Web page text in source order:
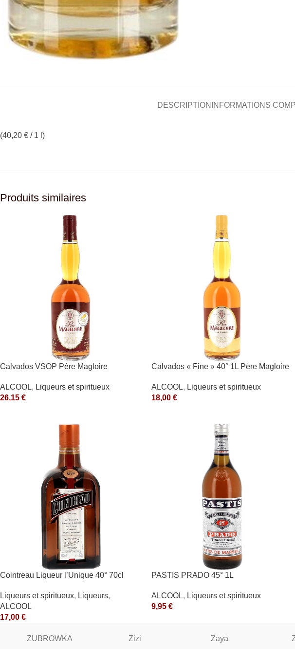
DESCRIPTION INFORMATIONS
(40,20 € / 1 l)
Produits similaires
Calvados VSOP Père Magloire
ALCOOL, Liqueurs et spiritueux
26,15 €
Calvados « Fine » 40° 1L Père Magloire
ALCOOL, Liqueurs et spiritueux
18,00 €
Cointreau Liqueur l’Unique 40° 70cl
Liqueurs et spiritueux, Liqueurs,
ALCOOL
17,00 €
PASTIS PRADO 45° 1L
ALCOOL, Liqueurs et spiritueux
9,95 €
ZUBROWKA Zizi Zaya